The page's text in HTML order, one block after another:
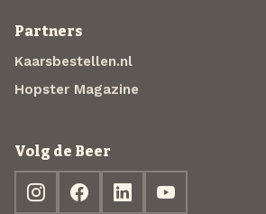
Partners
Kaarsbestellen.nl
Hopster Magazine
Volg de Beer